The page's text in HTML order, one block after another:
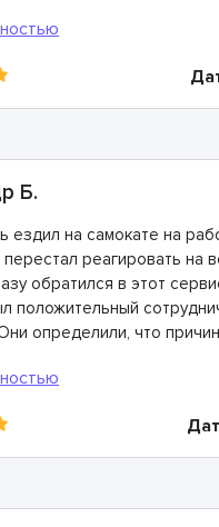
и рассказали, что
было выполнено всего за
ASC сервис!
Б.
ездил на самокате на
реагировать на
обратился в этот
положительный
определили, что
проверили